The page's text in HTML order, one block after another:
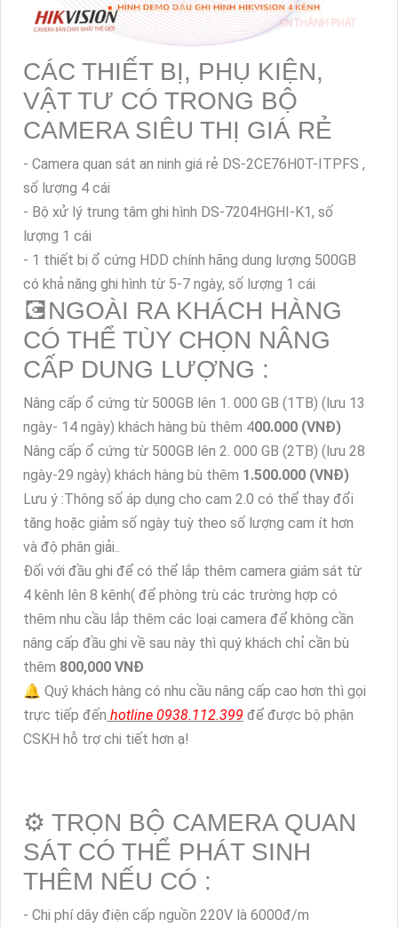
CÁC THIẾT BỊ, PHỤ KIỆN,
VẬT TƯ CÓ TRONG BỘ
CAMERA SIÊU THỊ GIÁ RẺ
- Camera quan sát an ninh giá rẻ DS-2CE76H0T-ITPFS ,
số lượng 4 cái
- Bộ xử lý trung tâm ghi hình DS-7204HGHI-K1, số
lượng 1 cái
- 1 thiết bị ổ cứng HDD chính hãng dung lượng 500GB
có khả năng ghi hình từ 5-7 ngày, số lượng 1 cái
💽NGOÀI RA KHÁCH HÀNG
CÓ THỂ TÙY CHỌN NÂNG
CẤP DUNG LƯỢNG :
Nâng cấp ổ cứng từ 500GB lên 1. 000 GB (1TB) (lưu 13
ngày- 14 ngày) khách hàng bù thêm 400.000 (VNĐ)
Nâng cấp ổ cứng từ 500GB lên 2. 000 GB (2TB) (lưu 28
ngày-29 ngày) khách hàng bù thêm 1.500.000 (VNĐ)
Lưu ý :Thông số áp dụng cho cam 2.0 có thể thay đổi
tăng hoặc giảm số ngày tuỳ theo số lượng cam ít hơn
và độ phân giải..
Đối với đầu ghi để có thể lắp thêm camera giám sát từ
4 kênh lên 8 kênh( để phòng trù các trường hợp có
thêm nhu cầu lắp thêm các loại camera để không cần
nâng cấp đầu ghi về sau này thì quý khách chỉ cần bù
thêm 800,000 VNĐ
🔔 Quý khách hàng có nhu cầu nâng cấp cao hơn thì gọi
trực tiếp đến hotline 0938.112.399 để được bộ phận
CSKH hỗ trợ chi tiết hơn ạ!
⚙ TRỌN BỘ CAMERA QUAN
SÁT CÓ THỂ PHÁT SINH
THÊM NẾU CÓ :
- Chi phí dây điện cấp nguồn 220V là 6000đ/m